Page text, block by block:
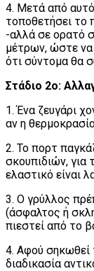
4. Μετά από
τοποθετήσει το
-αλλά σε ορατό
μέτρων, ώστε να
ότι σύντομα θα
Στάδιο 2ο:
1. Ένα ζευγάρι
αν η
2. Το πορτ
σκουπιδιών, για
ελαστικό είναι
3. Ο γρύλλος
(άσφαλτος ή
πιεστεί από το
4. Αφού σηκωθεί
διαδικασία